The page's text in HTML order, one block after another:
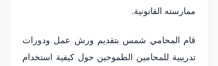
ممارسته القانونية.
قام المحامي شمس بتقديم ورش عمل ودورات
تدريبية للمحامين الطموحين حول كيفية استخدام